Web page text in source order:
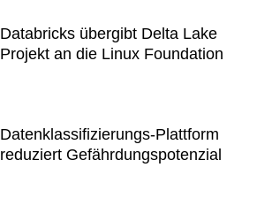
Databricks übergibt Delta Lake
Projekt an die Linux Foundation
Datenklassifizierungs-Plattform
reduziert Gefährdungspotenzial